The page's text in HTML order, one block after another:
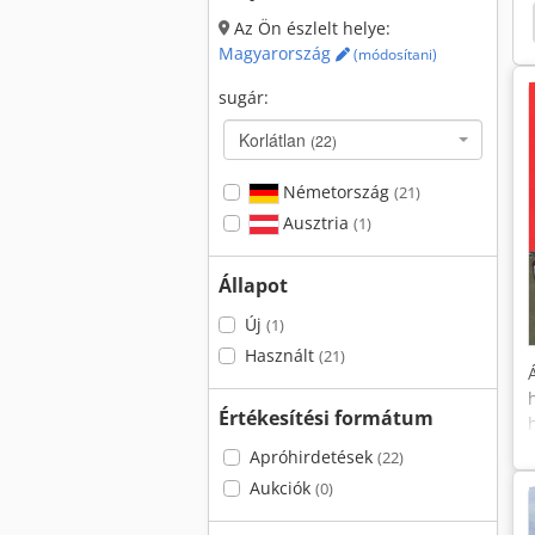
Az Ön észlelt helye:
Magyarország
(módosítani)
sugár:
Korlátlan (22)
Németország (21)
Ausztria (1)
Állapot
Új (1)
Használt (21)
Értékesítési formátum
Apróhirdetések (22)
Aukciók (0)
Nissan Cabstar Mercedes-Benz Vario